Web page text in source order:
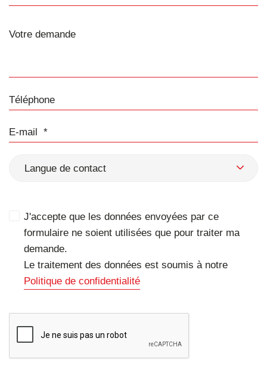
Téléphone
E-mail
Langue de contact
J'accepte que les données envoyées par ce
formulaire ne soient utilisées que pour traiter ma
demande.
Le traitement des données est soumis à notre
Politique de confidentialité